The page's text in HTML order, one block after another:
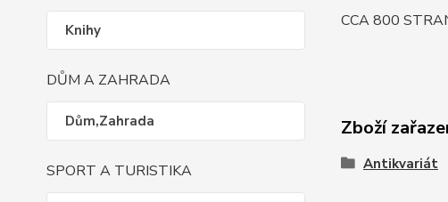
Knihy
DŮM A ZAHRADA
Dům,Zahrada
SPORT A TURISTIKA
CCA 800
Zboží
Antikvariát